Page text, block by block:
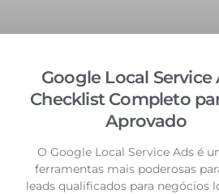
Google Local Service
Checklist Completo
Aprovado
O Google Local Service Ads é
ferramentas mais poderosas
leads qualificados para negócios